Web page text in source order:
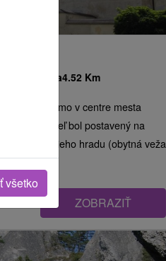
Bytča4.52 Km
priamo v centre mesta
Žilina. Kaštieľ bol postavený na
menšieho hradu (obytná veža
ZOBRAZIŤ
všetko